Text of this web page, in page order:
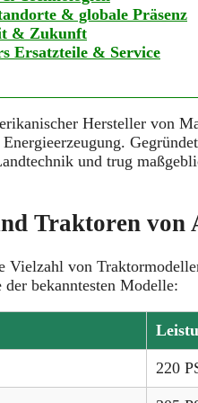
& globale Präsenz
& Zukunft
Ersatzteile & Service
Hersteller von
und trug
Traktoren von
Vielzahl von
bekanntesten Modelle:
220